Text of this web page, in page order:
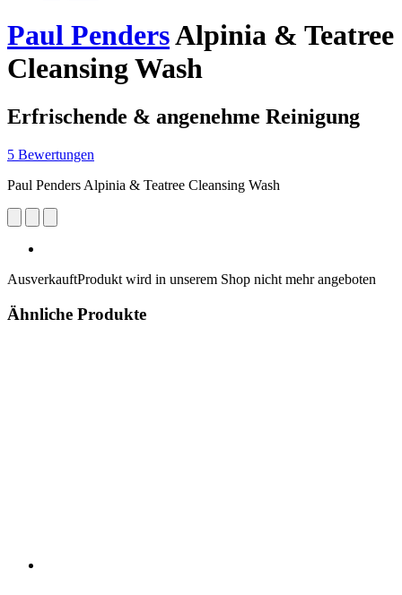
Paul PendersAlpinia & Teatree
Cleansing Wash
Erfrischende & angenehme Reinigung
5 Bewertungen
Paul Penders Alpinia & Teatree Cleansing Wash
AusverkauftProdukt wird in unserem Shop nicht mehr angeboten
Ähnliche Produkte